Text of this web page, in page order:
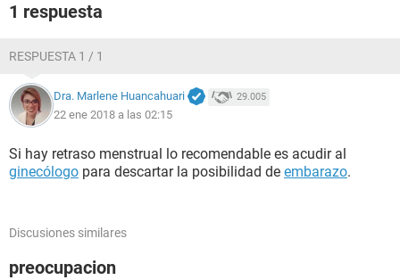
1 respuesta
RESPUESTA 1 / 1
Dra. Marlene Huancahuari 29.005
22 ene 2018 a las 02:15
Si hay retraso menstrual lo recomendable es acudir al
ginecólogo para descartar la posibilidad de embarazo.
Discusiones similares
preocupacion